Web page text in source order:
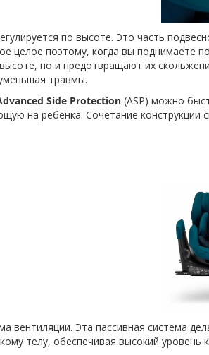
по высоте. Это часть
целое поэтому, когда вы поднимаете
но и предотвращают их
травмы.
Side Protection (ASP) можно
на ребенка. Сочетание
вентиляции. Эта пассивная система
телу, обеспечивая высокий уровень